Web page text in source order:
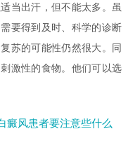
当出汗，但不能太多。虽
要得到及时、科学的诊断
苏的可能性仍然很大。同
激性的食物。他们可以选
癜风患者要注意些什么